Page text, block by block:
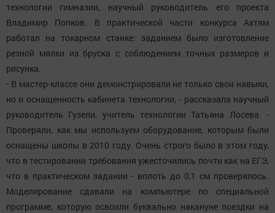
технологии гимназии, научный руководитель его проекта
Владимир Попков. В практической части конкурса Ахтям
работал на токарном станке: заданием было изготовление
резной мялки из бруска с соблюдением точных размеров и
рисунка.
- В мастер-классе они демонстрировали не только свои навыки,
но и оснащенность кабинета технологии, - рассказала научный
руководитель Гузели, учитель технологии Татьяна Лосева. -
Проверяли, как мы используем оборудование, которым были
оснащены школы в 2010 году. Очень строго было в этом году,
что в тестировании требования ужесточились почти как на ЕГЭ,
что в практическом задании - вплоть до 0,1 см проверялось.
Моделирование сдавали на компьютере по специальной
программе, которую освоили буквально накануне поездки на